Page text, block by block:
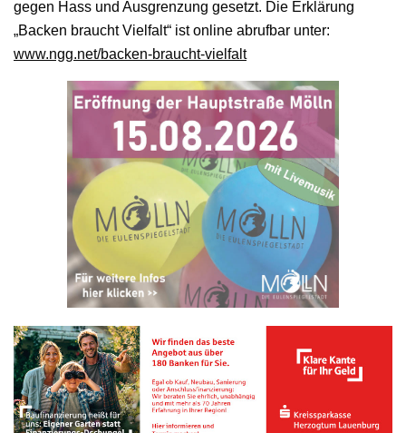
gegen Hass und Ausgrenzung gesetzt. Die Erklärung
„Backen braucht Vielfalt“ ist online abrufbar unter:
www.ngg.net/backen-braucht-vielfalt